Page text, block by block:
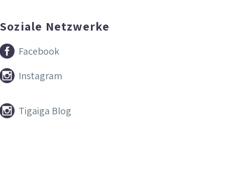
Soziale Netzwerke

 Facebook

 Instagram

 Tigaiga Blog